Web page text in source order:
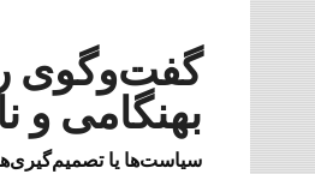
گفت‌و‌گوی
بهنگامی و
سیاست‌ها یا